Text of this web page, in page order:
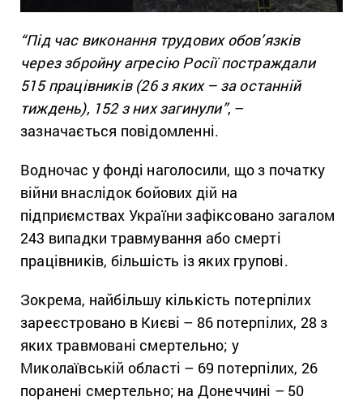
“Під час виконання трудових обов’язків
через збройну агресію Росії постраждали
515 працівників (26 з яких – за останній
тиждень), 152 з них загинули”, –
зазначається повідомленні.
Водночас у фонді наголосили, що з початку
війни внаслідок бойових дій на
підприємствах України зафіксовано загалом
243 випадки травмування або смерті
працівників, більшість із яких групові.
Зокрема, найбільшу кількість потерпілих
зареєстровано в Києві – 86 потерпілих, 28 з
яких травмовані смертельно; у
Миколаївській області – 69 потерпілих, 26
поранені смертельно; на Донеччині – 50